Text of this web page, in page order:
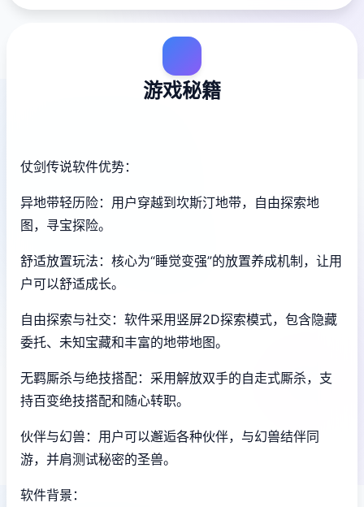
游戏秘籍
仗剑传说软件优势：
异地带轻历险：用户穿越到坎斯汀地带，自由探索地
图，寻宝探险。
舒适放置玩法：核心为“睡觉变强”的放置养成机制，让用
户可以舒适成长。
自由探索与社交：软件采用竖屏2D探索模式，包含隐藏
委托、未知宝藏和丰富的地带地图。
无羁厮杀与绝技搭配：采用解放双手的自走式厮杀，支
持百变绝技搭配和随心转职。
伙伴与幻兽：用户可以邂逅各种伙伴，与幻兽结伴同
游，并肩测试秘密的圣兽。
软件背景：